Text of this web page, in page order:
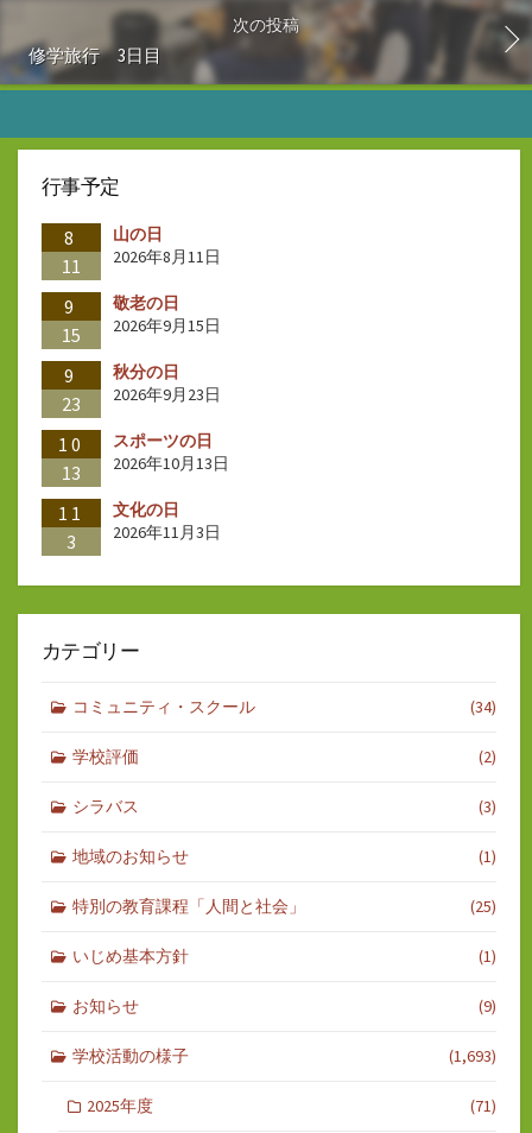
次の投稿
修学旅行 3日目
行事予定
8
11
山の日
2026年8月11日
9
15
敬老の日
2026年9月15日
9
23
秋分の日
2026年9月23日
10
13
スポーツの日
2026年10月13日
11
3
文化の日
2026年11月3日
カテゴリー
コミュニティ・スクール (34)
学校評価 (2)
シラバス (3)
地域のお知らせ (1)
特別の教育課程「人間と社会」 (25)
いじめ基本方針 (1)
お知らせ (9)
学校活動の様子 (1,693)
2025年度 (71)